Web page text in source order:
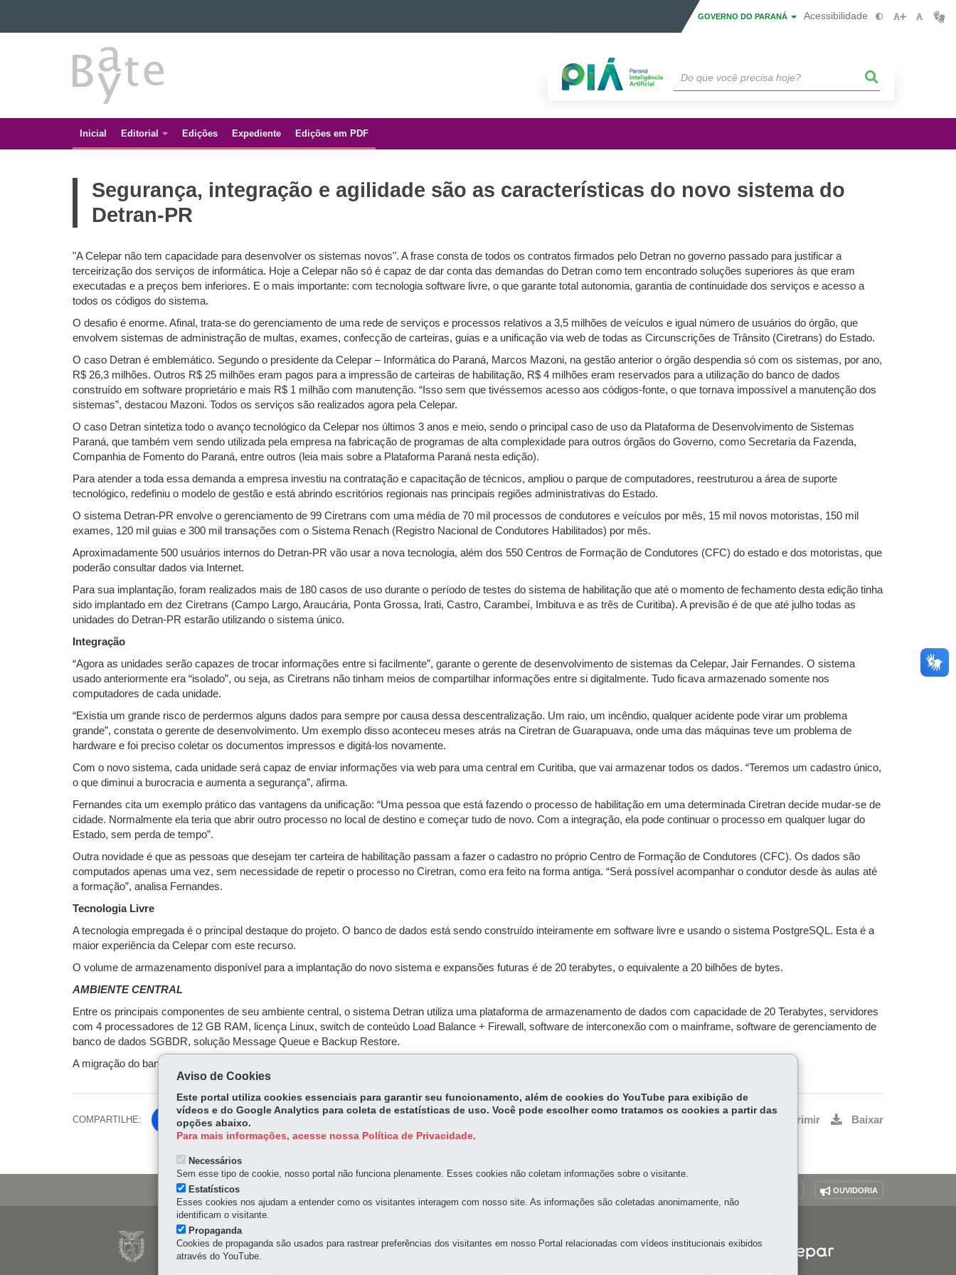
Ir para a navegação
Ir para a busca
GOVERNO DO PARANÁ Acessibilidade
BATE
BYTE
Navegação
Inicial Editorial Edições Expediente Edições em PDF
Segurança, integração e agilidade são as características do novo sistema do
Detran-PR
"A Celepar não tem capacidade para desenvolver os sistemas novos". A frase consta de todos os contratos firmados pelo Detran no governo passado para justificar a
terceirização dos serviços de informática. Hoje a Celepar não só é capaz de dar conta das demandas do Detran como tem encontrado soluções superiores às que eram
executadas e a preços bem inferiores. E o mais importante: com tecnologia software livre, o que garante total autonomia, garantia de continuidade dos serviços e acesso a
todos os códigos do sistema.
O desafio é enorme. Afinal, trata-se do gerenciamento de uma rede de serviços e processos relativos a 3,5 milhões de veículos e igual número de usuários do órgão, que
envolvem sistemas de administração de multas, exames, confecção de carteiras, guias e a unificação via web de todas as Circunscrições de Trânsito (Ciretrans) do Estado.
O caso Detran é emblemático. Segundo o presidente da Celepar – Informática do Paraná, Marcos Mazoni, na gestão anterior o órgão despendia só com os sistemas, por ano,
R$ 26,3 milhões. Outros R$ 25 milhões eram pagos para a impressão de carteiras de habilitação, R$ 4 milhões eram reservados para a utilização do banco de dados
construído em software proprietário e mais R$ 1 milhão com manutenção. “Isso sem que tivéssemos acesso aos códigos-fonte, o que tornava impossível a manutenção dos
sistemas”, destacou Mazoni. Todos os serviços são realizados agora pela Celepar.
O caso Detran sintetiza todo o avanço tecnológico da Celepar nos últimos 3 anos e meio, sendo o principal caso de uso da Plataforma de Desenvolvimento de Sistemas
Paraná, que também vem sendo utilizada pela empresa na fabricação de programas de alta complexidade para outros órgãos do Governo, como Secretaria da Fazenda,
Companhia de Fomento do Paraná, entre outros (leia mais sobre a Plataforma Paraná nesta edição).
Para atender a toda essa demanda a empresa investiu na contratação e capacitação de técnicos, ampliou o parque de computadores, reestruturou a área de suporte
tecnológico, redefiniu o modelo de gestão e está abrindo escritórios regionais nas principais regiões administrativas do Estado.
O sistema Detran-PR envolve o gerenciamento de 99 Ciretrans com uma média de 70 mil processos de condutores e veículos por mês, 15 mil novos motoristas, 150 mil
exames, 120 mil guias e 300 mil transações com o Sistema Renach (Registro Nacional de Condutores Habilitados) por mês.
Aproximadamente 500 usuários internos do Detran-PR vão usar a nova tecnologia, além dos 550 Centros de Formação de Condutores (CFC) do estado e dos motoristas, que
poderão consultar dados via Internet.
Para sua implantação, foram realizados mais de 180 casos de uso durante o período de testes do sistema de habilitação que até o momento de fechamento desta edição tinha
sido implantado em dez Ciretrans (Campo Largo, Araucária, Ponta Grossa, Irati, Castro, Carambeí, Imbituva e as três de Curitiba). A previsão é de que até julho todas as
unidades do Detran-PR estarão utilizando o sistema único.
Integração
“Agora as unidades serão capazes de trocar informações entre si facilmente”, garante o gerente de desenvolvimento de sistemas da Celepar, Jair Fernandes. O sistema
usado anteriormente era “isolado”, ou seja, as Ciretrans não tinham meios de compartilhar informações entre si digitalmente. Tudo ficava armazenado somente nos
computadores de cada unidade.
“Existia um grande risco de perdermos alguns dados para sempre por causa dessa descentralização. Um raio, um incêndio, qualquer acidente pode virar um problema
grande”, constata o gerente de desenvolvimento. Um exemplo disso aconteceu meses atrás na Ciretran de Guarapuava, onde uma das máquinas teve um problema de
hardware e foi preciso coletar os documentos impressos e digitá-los novamente.
Com o novo sistema, cada unidade será capaz de enviar informações via web para uma central em Curitiba, que vai armazenar todos os dados. “Teremos um cadastro único,
o que diminui a burocracia e aumenta a segurança”, afirma.
Fernandes cita um exemplo prático das vantagens da unificação: “Uma pessoa que está fazendo o processo de habilitação em uma determinada Ciretran decide mudar-se de
cidade. Normalmente ela teria que abrir outro processo no local de destino e começar tudo de novo. Com a integração, ela pode continuar o processo em qualquer lugar do
Estado, sem perda de tempo”.
Outra novidade é que as pessoas que desejam ter carteira de habilitação passam a fazer o cadastro no próprio Centro de Formação de Condutores (CFC). Os dados são
computados apenas uma vez, sem necessidade de repetir o processo no Ciretran, como era feito na forma antiga. “Será possível acompanhar o condutor desde às aulas até
a formação”, analisa Fernandes.
Tecnologia Livre
A tecnologia empregada é o principal destaque do projeto. O banco de dados está sendo construído inteiramente em software livre e usando o sistema PostgreSQL. Esta é a
maior experiência da Celepar com este recurso.
O volume de armazenamento disponível para a implantação do novo sistema e expansões futuras é de 20 terabytes, o equivalente a 20 bilhões de bytes.
AMBIENTE CENTRAL
Entre os principais componentes de seu ambiente central, o sistema Detran utiliza uma plataforma de armazenamento de dados com capacidade de 20 Terabytes, servidores
com 4 processadores de 12 GB RAM, licença Linux, switch de conteúdo Load Balance + Firewall, software de interconexão com o mainframe, software de gerenciamento de
banco de dados SGBDR, solução Message Queue e Backup Restore.
A migração do banco de dados para Postgree produziu até agora mais de 3 mil páginas de especificação, 710 planos de testes e 170 tabelas.
COMPARTILHE:
Fa
ce
bo
ok
itt
Imprimir Baixar
OUVIDORIA
Navegação
principal
CELEPAR
Rua Mateus Leme, 1561 - Bom Retiro
41 3200-5000
Aviso de Cookies
Este portal utiliza cookies essenciais para garantir seu funcionamento, além de cookies do YouTube para exibição de
vídeos e do Google Analytics para coleta de estatísticas de uso. Você pode escolher como tratamos os cookies a partir das
opções abaixo.
Para mais informações, acesse nossa Política de Privacidade.
Necessários
Sem esse tipo de cookie, nosso portal não funciona plenamente. Esses cookies não coletam informações sobre o visitante.
Estatísticos
Esses cookies nos ajudam a entender como os visitantes interagem com nosso site. As informações são coletadas anonimamente, não
identificam o visitante.
Propaganda
Cookies de propaganda são usados para rastrear preferências dos visitantes em nosso Portal relacionadas com vídeos institucionais exibidos
através do YouTube.